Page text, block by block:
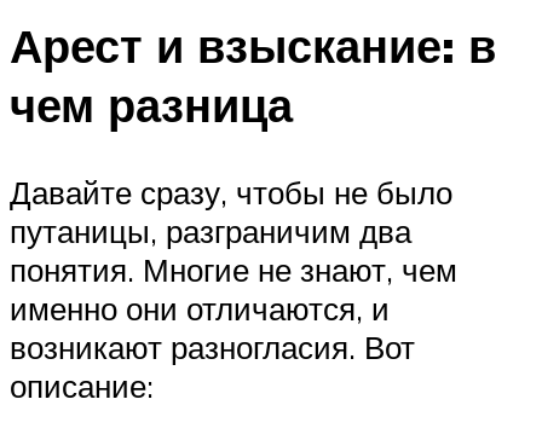
Арест и взыскание: в
чем разница
Давайте сразу, чтобы не было
путаницы, разграничим два
понятия. Многие не знают, чем
именно они отличаются, и
возникают разногласия. Вот
описание: